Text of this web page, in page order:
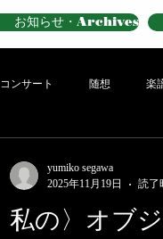
お知らせ・Archives
コンサート 随想 楽
私の〉オブ
yumiko segawa
2025年11月19日
読了